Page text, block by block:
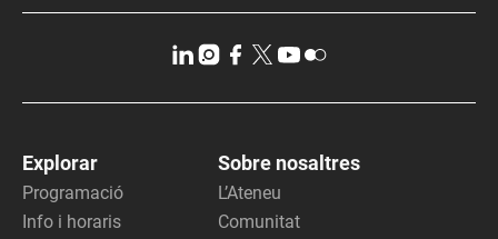
Explorar
Programació
Info i horaris
Sobre nosaltres
L’Ateneu
Comunitat